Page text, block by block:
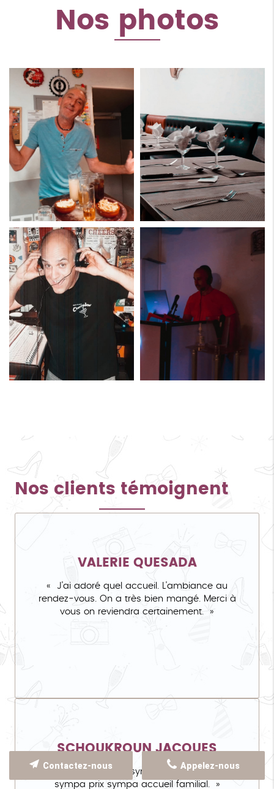
Nos photos
Nos clients témoignent
VALERIE QUESADA
J'ai adoré quel accueil. L'ambiance au
rendez-vous. On a très bien mangé. Merci à
vous on reviendra certainement.
SCHOUKROUN JACQUES
Soirée karaoke sympa. Restauration
sympa prix sympa accueil familial.
Appelez-nous
Contactez-nous